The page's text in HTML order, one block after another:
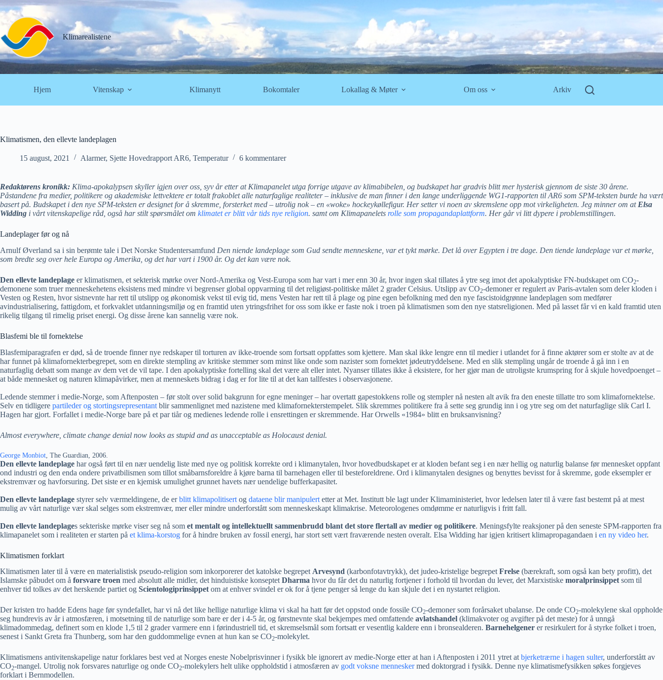
Hopp
til
innholdet
Klimarealistene
Hjem Vitenskap Klimanytt Bokomtaler Lokallag & Møter Om oss Arkiv
Klimatismen, den ellevte landeplagen
15 august, 2021 Alarmer, Sjette Hovedrapport AR6, Temperatur 6 kommentarer
Redaktørens kronikk: Klima-apokalypsen skyller igjen over oss, syv år etter at Klimapanelet utga forrige utgave av klimabibelen, og budskapet har gradvis blitt mer hysterisk gjennom de siste 30 årene.
Påstandene fra medier, politikere og akademiske lettvektere er totalt frakoblet alle naturfaglige realiteter – inklusive de man finner i den lange underliggende WG1-rapporten til AR6 som SPM-teksten burde ha vært
basert på. Budskapet i den nye SPM-teksten er designet for å skremme, forsterket med – utrolig nok – en «woke» hockeykøllefigur. Her setter vi noen av skremslene opp mot virkeligheten. Jeg minner om at Elsa
Widding i vårt vitenskapelige råd, også har stilt spørsmålet om klimatet er blitt vår tids nye religion. samt om Klimapanelets rolle som propagandaplattform. Her går vi litt dypere i problemstillingen.
Landeplager før og nå
Arnulf Øverland sa i sin berømte tale i Det Norske Studentersamfund Den niende landeplage som Gud sendte menneskene, var et tykt mørke. Det lå over Egypten i tre dage. Den tiende landeplage var et mørke,
som bredte seg over hele Europa og Amerika, og det har vart i 1900 år. Og det kan være nok.
Den ellevte landeplage er klimatismen, et sekterisk mørke over Nord-Amerika og Vest-Europa som har vart i mer enn 30 år, hvor ingen skal tillates å ytre seg imot det apokalyptiske FN-budskapet om CO2-
demonene som truer menneskehetens eksistens med mindre vi begrenser global oppvarming til det religiøst-politiske målet 2 grader Celsius. Utslipp av CO2-demoner er regulert av Paris-avtalen som deler kloden i
Vesten og Resten, hvor sistnevnte har rett til utslipp og økonomisk vekst til evig tid, mens Vesten har rett til å plage og pine egen befolkning med den nye fascistoidgrønne landeplagen som medfører
avindustrialisering, fattigdom, et forkvaklet utdanningsmiljø og en framtid uten ytringsfrihet for oss som ikke er faste nok i troen på klimatismen som den nye statsreligionen. Med på lasset får vi en kald framtid uten
rikelig tilgang til rimelig priset energi. Og disse årene kan sannelig være nok.
Blasfemi ble til fornektelse
Blasfemiparagrafen er død, så de troende finner nye redskaper til torturen av ikke-troende som fortsatt oppfattes som kjettere. Man skal ikke lengre enn til medier i utlandet for å finne aktører som er stolte av at de
har funnet på klimafornekterbegrepet, som en direkte stempling av kritiske stemmer som minst like onde som nazister som fornektet jødeutryddelsene. Med en slik stempling ungår de troende å gå inn i en
naturfaglig debatt som mange av dem vet de vil tape. I den apokalyptiske fortelling skal det være alt eller intet. Nyanser tillates ikke å eksistere, for her gjør man de utroligste krumspring for å skjule hovedpoenget –
at både mennesket og naturen klimapåvirker, men at menneskets bidrag i dag er for lite til at det kan tallfestes i observasjonene.
Ledende stemmer i medie-Norge, som Aftenposten – før stolt over solid bakgrunn for egne meninger – har overtatt gapestokkens rolle og stempler nå nesten alt avik fra den eneste tillatte tro som klimafornektelse.
Selv en tidligere partileder og stortingsrepresentant blir sammenlignet med nazistene med klimafornekterstempelet. Slik skremmes politikere fra å sette seg grundig inn i og ytre seg om det naturfaglige slik Carl I.
Hagen har gjort. Forfallet i medie-Norge bare på et par tiår og medienes ledende rolle i ensrettingen er skremmende. Har Orwells «1984» blitt en bruksanvisning?
Almost everywhere, climate change denial now looks as stupid and as unacceptable as Holocaust denial.
George Monbiot , The Guardian, 2006.
Den ellevte landeplage har også ført til en nær uendelig liste med nye og politisk korrekte ord i klimanytalen, hvor hovedbudskapet er at kloden befant seg i en nær hellig og naturlig balanse før mennesket oppfant
ond industri og den enda ondere privatbilismen som tillot småbarnsforeldre å kjøre barna til barnehagen eller til besteforeldrene. Ord i klimanytalen designes og benyttes bevisst for å skremme, gode eksempler er
ekstremvær og havforsuring. Det siste er en kjemisk umulighet grunnet havets nær uendelige bufferkapasitet.
Den ellevte landeplage styrer selv værmeldingene, de erblitt klimapolitisert og dataene blir manipulert etter at Met. Institutt ble lagt under Klimaministeriet, hvor ledelsen later til å være fast bestemt på at mest
mulig av vårt naturlige vær skal selges som ekstremvær, mer eller mindre underforstått som menneskeskapt klimakrise. Meteorologenes omdømme er naturligvis i fritt fall.
Den ellevte landeplages sekteriske mørke viser seg nå som et mentalt og intellektuellt sammenbrudd blant det store flertall av medier og politikere. Meningsfylte reaksjoner på den seneste SPM-rapporten fra
klimapanelet som i realiteten er starten på et klima-korstog for å hindre bruken av fossil energi, har stort sett vært fraværende nesten overalt. Elsa Widding har igjen kritisert klimapropagandaen i en ny video her.
Klimatismen forklart
Klimatismen later til å være en materialistisk pseudo-religion som inkorporerer det katolske begrepet Arvesynd (karbonfotavtrykk), det judeo-kristelige begrepet Frelse (bærekraft, som også kan bety profitt), det
Islamske påbudet om å forsvare troen med absolutt alle midler, det hinduistiske konseptet Dharma hvor du får det du naturlig fortjener i forhold til hvordan du lever, det Marxistiske moralprinsippet som til
enhver tid tolkes av det herskende partiet og Scientologiprinsippet om at enhver svindel er ok for å tjene penger så lenge du kan skjule det i en nystartet religion.
Der kristen tro hadde Edens hage før syndefallet, har vi nå det like hellige naturlige klima vi skal ha hatt før det oppstod onde fossile CO2-demoner som forårsaket ubalanse. De onde CO2-molekylene skal oppholde
seg hundrevis av år i atmosfæren, i motsetning til de naturlige som bare er der i 4-5 år, og førstnevnte skal bekjempes med omfattende avlatshandel (klimakvoter og avgifter på det meste) for å unngå
klimadommedag, definert som en klode 1,5 til 2 grader varmere enn i førindustriell tid, et skremselsmål som fortsatt er vesentlig kaldere enn i bronsealderen. Barnehelgener er resirkulert for å styrke folket i troen,
senest i Sankt Greta fra Thunberg, som har den guddommelige evnen at hun kan se CO2-molekylet.
Klimatismens antivitenskapelige natur forklares best ved at Norges eneste Nobelprisvinner i fysikk ble ignorert av medie-Norge etter at han i Aftenposten i 2011 ytret at bjerketrærne i hagen sulter, underforstått av
CO2-mangel. Utrolig nok forsvares naturlige og onde CO2-molekylers helt ulike oppholdstid i atmosfæren av godt voksne menneskermed doktorgrad i fysikk. Denne nye klimatismefysikken søkes forgjeves
forklart i Bernmodellen.